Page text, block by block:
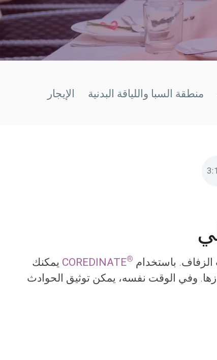
منطقة السبا واللياقة البدنية الإيجار
3:
الزفاف. باستخدام COREDINATE®
يمكنك
وفي الوقت نفسه، يمكن توثيق الحوادث